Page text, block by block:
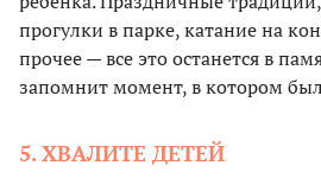
прогулки в парке, катание на
прочее — все это останется в
запомнит момент, в котором был
5. ХВАЛИТЕ ДЕТЕЙ